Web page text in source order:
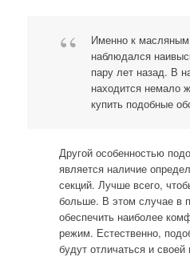
Именно к
наблюдался
пару лет назад. В
находится немало
купить подобные
Другой особенностью
является наличие
секций. Лучше всего,
больше. В этом случае в
обеспечить наиболее
режим. Естественно,
будут отличаться и своей